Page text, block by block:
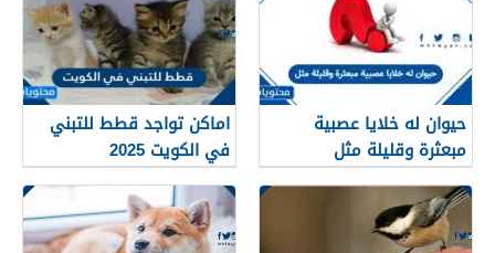
حيوان له خلايا عصبية
مبعثرة وقليلة مثل
اماكن تواجد قطط للتبني
في الكويت 2025